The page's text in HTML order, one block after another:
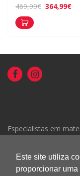
Este site utiliza
proporcionar
469,99€ 364,99€
Especialistas em
única em Portugal e
( +351)
geral@run.pt